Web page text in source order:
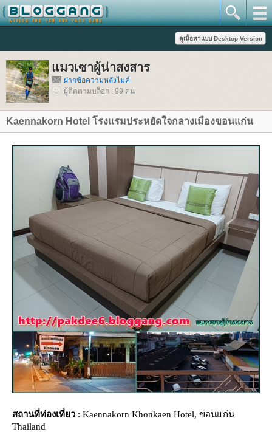
มวเซาผู้น่าสงสาร
ฝากข้อความหลังไมค์
ผู้ติดตามบล็อก : 99 คน
Kaennakorn Hotel โรงแรมประหยัดใจกลางเมืองขอนแก่น
สถานที่ท่องเที่ยว : Kaennakorn Khonkaen Hotel, ขอนแก่น
Thailand